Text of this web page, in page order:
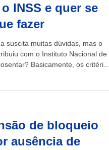
INSS e quer se
fazer
suscita muitas dúvidas, mas o
com o Instituto Nacional de
Basicamente, os critérios
de bloqueio
ausência de